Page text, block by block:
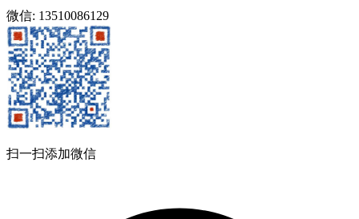
微信: 13510086129
扫一扫添加微信